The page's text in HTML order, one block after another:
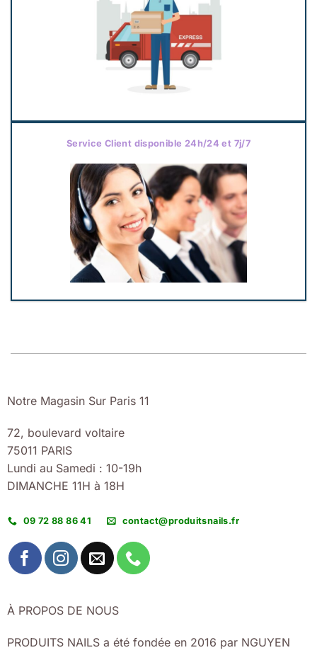
Service Client disponible 24h/24 et 7j/7
Notre Magasin Sur Paris 11
72, boulevard voltaire
75011 PARIS
Lundi au Samedi : 10-19h
DIMANCHE 11H à 18H
09 72 88 86 41 contact@produitsnails.fr
À PROPOS DE NOUS
PRODUITS NAILS a été fondée en 2016 par NGUYEN